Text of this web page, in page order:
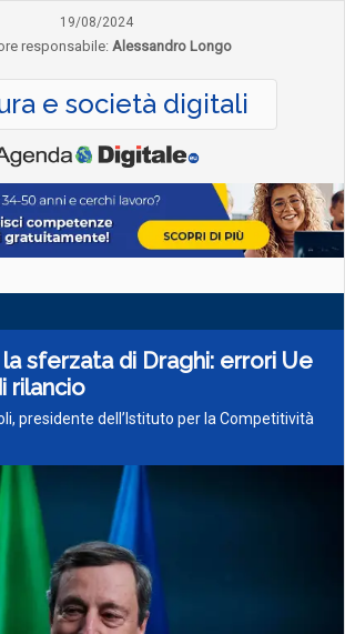
19/08/2024
responsabile: Alessandro Longo
e società digitali
sferzata di Draghi: errori Ue
rilancio
presidente dell’Istituto per la Competitività